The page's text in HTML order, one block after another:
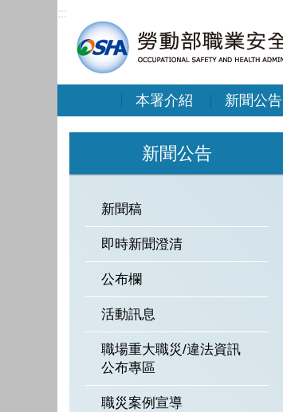
:::
本署介紹 新聞公告
新聞公告
新聞稿
即時新聞澄清
公布欄
活動訊息
職場重大職災/違法資訊
公布專區
職災案例宣導